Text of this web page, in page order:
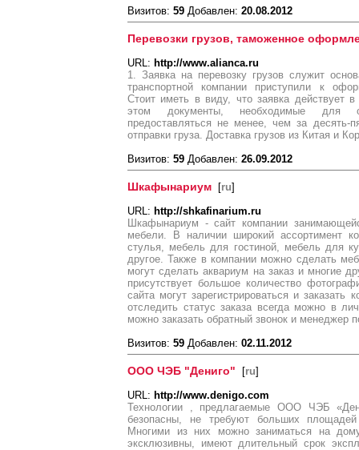
Визитов: 59 Добавлен: 20.08.2012
Перевозки грузов, таможенное
URL: http://www.alianca.ru
1. Заявка на перевозку грузов служит
транспортной компании приступили к
Стоит иметь в виду, что заявка действует
этом документы, необходимые для
предоставляться не менее, чем за десять-
отправки груза. Доставка грузов из Китая и
Визитов: 59 Добавлен: 26.09.2012
Шкафынариум [ru]
URL: http://shkafinarium.ru
Шкафынариум - сайт компании
мебели. В наличии широкий ассортимент
стулья, мебель для гостиной, мебель для
другое. Также в компании можно сделать
могут сделать аквариум на заказ и многие
присутствует большое количество
сайта могут зарегистрироваться и
отследить статус заказа всегда можно в
можно заказать обратный звонок и менеджер
Визитов: 59 Добавлен: 02.11.2012
ООО ЧЭБ "Дениго" [ru]
URL: http://www.denigo.com
Технологии , предлагаемые ООО ЧЭБ
безопасны, не требуют больших площадей
Многими из них можно заниматься на
эксклюзивны, имеют длительный срок